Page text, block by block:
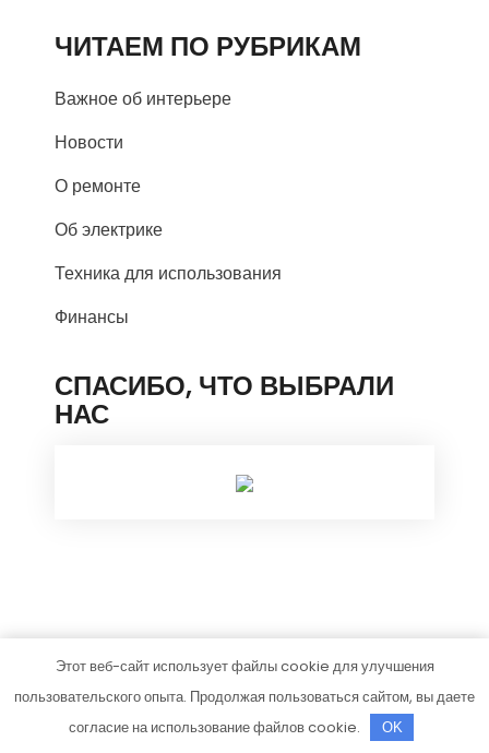
ЧИТАЕМ ПО РУБРИКАМ
Важное об интерьере
Новости
О ремонте
Об электрике
Техника для использования
Финансы
СПАСИБО, ЧТО ВЫБРАЛИ
НАС
coffmart.ru
Тема от Grace Themes
Этот веб-сайт использует файлы cookie для улучшения
пользовательского опыта. Продолжая пользоваться сайтом, вы даете
согласие на использование файлов cookie.
OK